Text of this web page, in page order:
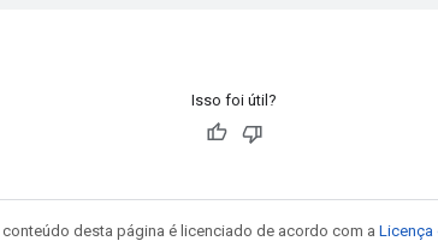
Isso foi útil?
desta página é licenciado de acordo com a Licença